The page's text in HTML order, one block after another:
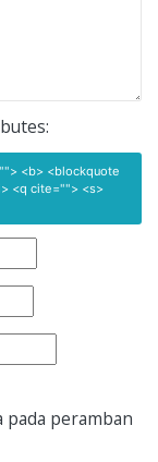
<b> <blockquote
<q cite=""> <s>
pada peramban